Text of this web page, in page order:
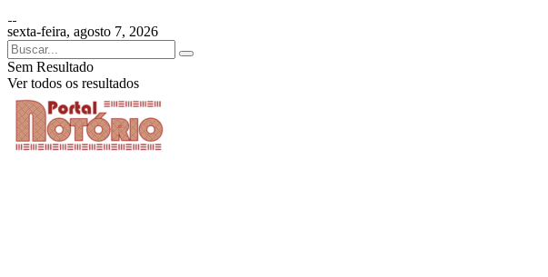
sexta-feira, agosto 7, 2026
Sem Resultado
Ver todos os resultados